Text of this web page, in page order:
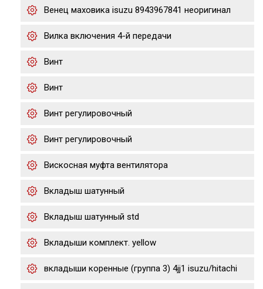
Венец маховика isuzu 8943967841 неоригинал
Вилка включения 4-й передачи
Винт
Винт
Винт регулировочный
Винт регулировочный
Вискосная муфта вентилятора
Вкладыш шатунный
Вкладыш шатунный std
Вкладыши комплект. yellow
вкладыши коренные (группа 3) 4jj1 isuzu/hitachi